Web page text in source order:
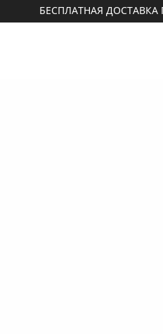
БЕСПЛАТНАЯ ДОСТАВКА ПО РОССИИ